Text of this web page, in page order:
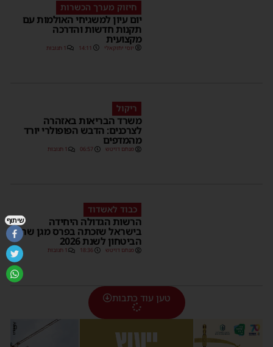
חיזוק מערך הכשרות
יום עיון למשגיחי האולמות עם
תקנות חדשות והדרכה
מקצועית
יוסי יחזקאלי 14:11 1 תגובות
ריקול
משרד הבריאות באזהרה
לצרכנים: הדבש הפופולרי יורד
מהמדפים
מנחם דויטש 06:57 1 תגובות
כבוד לאשדוד
הרשות הגדולה היחידה
בישראל שזכתה בפרס מגן שר
הביטחון לשנת 2026
מנחם דויטש 18:36 1 תגובות
טען עוד כתבות
שיתוף